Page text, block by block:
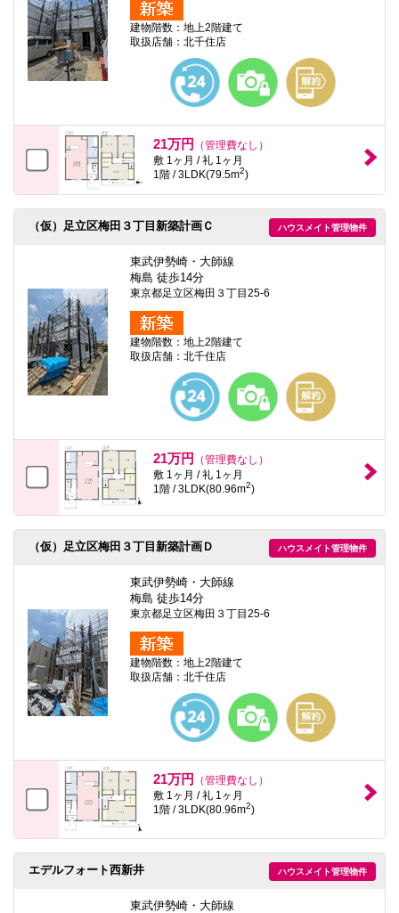
建物階数：地上2階建て
取扱店舗：北千住店
21万円
（管理費なし）
敷 1ヶ月 / 礼 1ヶ月
1階 / 3LDK(79.5m2)
ハウスメイト管理物件
（仮）足立区梅田３丁目新築計画Ｃ
東武伊勢崎・大師線
梅島 徒歩14分
東京都足立区梅田３丁目25-6
建物階数：地上2階建て
取扱店舗：北千住店
21万円
（管理費なし）
敷 1ヶ月 / 礼 1ヶ月
1階 / 3LDK(80.96m2)
ハウスメイト管理物件
（仮）足立区梅田３丁目新築計画Ｄ
東武伊勢崎・大師線
梅島 徒歩14分
東京都足立区梅田３丁目25-6
建物階数：地上2階建て
取扱店舗：北千住店
21万円
（管理費なし）
敷 1ヶ月 / 礼 1ヶ月
1階 / 3LDK(80.96m2)
ハウスメイト管理物件
エデルフォート西新井
東武伊勢崎・大師線